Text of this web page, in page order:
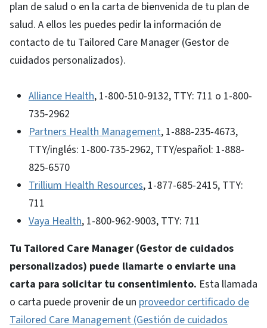
plan de salud o en la carta de bienvenida de tu plan de
salud. A ellos les puedes pedir la información de
contacto de tu Tailored Care Manager (Gestor de
cuidados personalizados).
Alliance Health, 1-800-510-9132, TTY: 711 o 1-800-
735-2962
Partners Health Management, 1-888-235-4673,
TTY/inglés: 1-800-735-2962, TTY/español: 1-888-
825-6570
Trillium Health Resources, 1-877-685-2415, TTY:
711
Vaya Health, 1-800-962-9003, TTY: 711
Tu Tailored Care Manager (Gestor de cuidados
personalizados) puede llamarte o enviarte una
carta para solicitar tu consentimiento. Esta llamada
o carta puede provenir de un proveedor certificado de
Tailored Care Management (Gestión de cuidados